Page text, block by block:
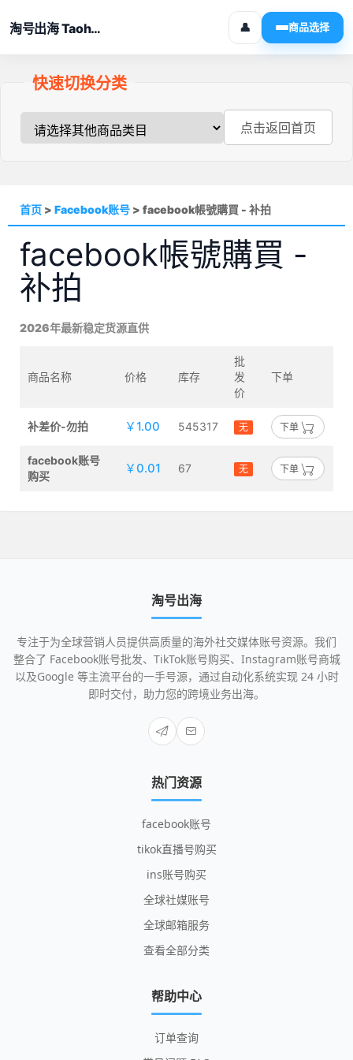
淘号出海 Taohaochuhai 👤 商品选择
快速切换分类
点击返回首页
首页 > Facebook账号 > facebook帳號購買 - 补拍
facebook帳號購買 -
补拍
2026年最新稳定货源直供
商品名称 价格 库存
批
发
价
下单
补差价-勿拍 ￥1.00 545317 无 下单
facebook账号
购买
￥0.01 67 无 下单
淘号出海
专注于为全球营销人员提供高质量的海外社交媒体账号资源。我们
整合了 Facebook账号批发、TikTok账号购买、Instagram账号商城
以及Google 等主流平台的一手号源，通过自动化系统实现 24 小时
即时交付，助力您的跨境业务出海。
热门资源
facebook账号
tikok直播号购买
ins账号购买
全球社媒账号
全球邮箱服务
查看全部分类
帮助中心
订单查询